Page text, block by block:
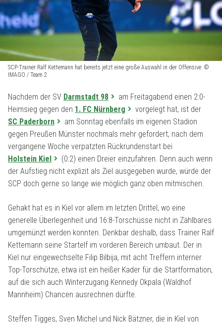
SCP-Trainer Ralf Kettemann hat bereits jetzt eine große Auswahl in der Offensive. ©
IMAGO / Team 2
Nachdem der SV Darmstadt 98
am Freitagabend einen 2:0-
Heimsieg gegen den 1. FC Nürnberg
vorgelegt hat, ist der
SC Paderborn
am Sonntag ebenfalls im eigenen Stadion
gegen Preußen Münster nochmals mehr gefordert, nach dem
vergangene Woche verpatzten Rückrundenstart bei
Holstein Kiel
(0:2) einen Dreier einzufahren. Denn auch wenn
der Aufstieg nicht explizit als Ziel ausgegeben wurde, würde der
SCP doch gerne so lange wie möglich ganz oben mitmischen.
Gehakt hat es in Kiel vor allem im letzten Drittel, wo eine
generelle Überlegenheit und 16:8-Torschüsse nicht in Zählbares
umgemünzt werden konnten. Denkbar deshalb, dass Trainer Ralf
Kettemann seine Startelf im vorderen Bereich umbaut. Der in
Kiel nur eingewechselte Filip Bilbija, mit acht Treffern interner
Top-Torschütze, etwa ist ein heißer Kader für die Startformation,
auf die sich auch Winterzugang Kennedy Okpala (Waldhof
Mannheim) Chancen ausrechnen dürfte.
Steffen Tigges, Sven Michel und Nick Bätzner, die in Kiel von